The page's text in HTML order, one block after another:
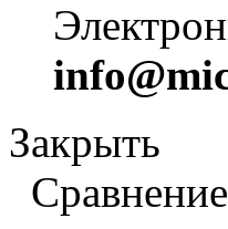
Закрыть
Сравнение